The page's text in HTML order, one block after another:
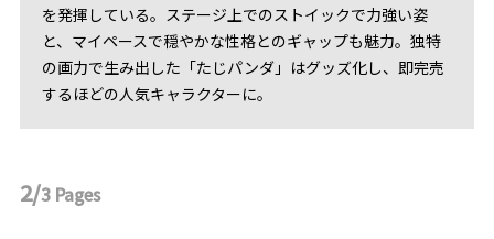
を発揮している。ステージ上でのストイックで力強い姿
と、マイペースで穏やかな性格とのギャップも魅力。独特
の画力で生み出した「たじパンダ」はグッズ化し、即完売
するほどの人気キャラクターに。
2/3 Pages